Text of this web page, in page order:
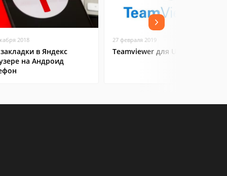
2018
в Яндекс
на Андроид
27 февраля 2019
Teamviewer для Ubuntu